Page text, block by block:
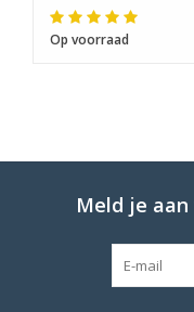
Op voorraad
Meld je